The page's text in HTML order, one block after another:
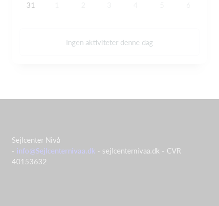
31
Ingen aktiviteter denne dag
Sejlcenter Nivå
- info@Sejlcenternivaa.dk - sejlcenternivaa.dk - CVR
40153632